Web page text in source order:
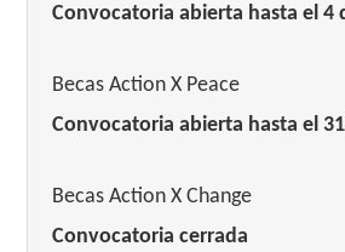
Convocatoria abierta hasta el 4
Becas Action X Peace
Convocatoria abierta hasta el
Becas Action X Change
Convocatoria cerrada